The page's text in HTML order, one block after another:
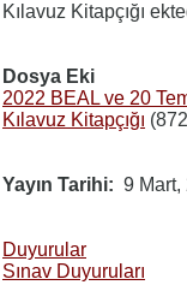
Kılavuz Kitapçığı
Dosya Eki
2022 BEAL ve 20
Kılavuz Kitapçığı
Yayın Tarihi 9 Mart,
Duyurular
Sınav Duyuruları